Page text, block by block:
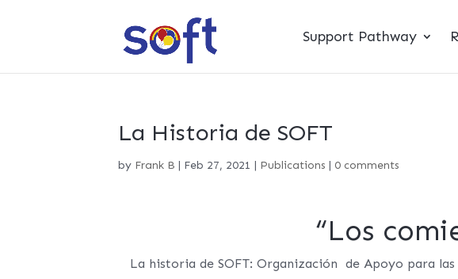
Support Pathway
La Historia de SOFT
by Frank B | Feb 27, 2021 | Publications | 0 comments
“Los
La historia de SOFT: Organización de Apoyo para